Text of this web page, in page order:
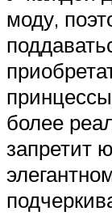
моду,
более
запретит